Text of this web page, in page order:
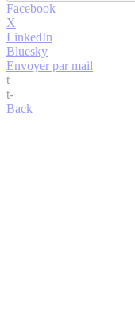
Facebook
X
LinkedIn
Bluesky
Envoyer par mail
t+
t-
Back